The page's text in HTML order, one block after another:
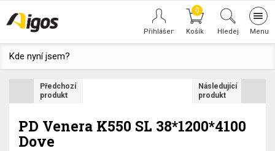
0
Hledej
Kde nyní jsem?
Předchozí
produkt
Následující
produkt
PD Venera K550 SL 38*1200*4100
Dove